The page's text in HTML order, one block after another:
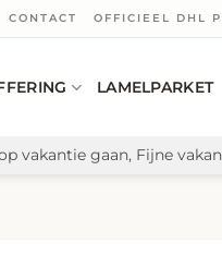
CONTACT OFFICIEEL DHL
LAMELPARKET
vakantie gaan, Fijne